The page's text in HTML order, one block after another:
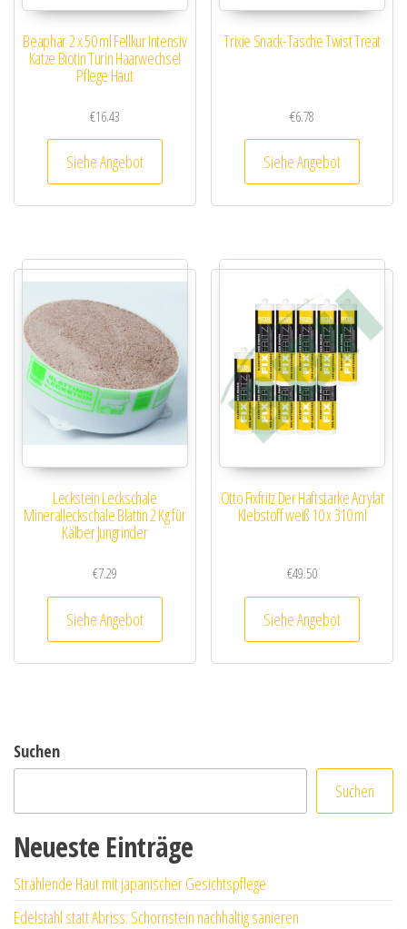
Beaphar 2 x 50 ml Fellkur Intensiv
Katze Biotin Turin Haarwechsel
Pflege Haut
€16.43
Siehe Angebot
Trixie Snack-Tasche Twist Treat
€6.78
Siehe Angebot
Leckstein Leckschale
Mineralleckschale Blattin 2 Kg für
Kälber Jungrinder
€7.29
Siehe Angebot
Otto Fixfritz Der Haftstarke Acrylat
Klebstoff weiß 10 x 310 ml
€49.50
Siehe Angebot
Suchen
Suchen
Neueste Einträge
Strahlende Haut mit japanischer Gesichtspflege
Edelstahl statt Abriss: Schornstein nachhaltig sanieren